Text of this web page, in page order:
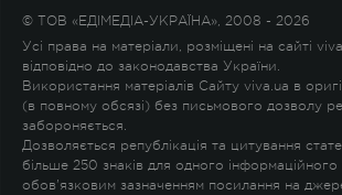
© ТОВ «ЕДІМЕДІА-УКРАЇНА», 2008 - 2026
Усі права на матеріали, розміщені на сайті
відповідно до законодавства України.
Використання матеріалів Сайту viva.ua в
(в повному обсязі) без письмового дозволу
забороняється.
Дозволяється републікація та цитування
більше 250 знаків для одного інформаційного
обов'язковим зазначенням посилання на